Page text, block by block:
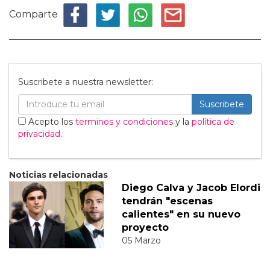
Comparte
Suscribete a nuestra newsletter:
Suscribete
Acepto los terminos y condiciones y la política de
privacidad.
Noticias relacionadas
Diego Calva y Jacob Elordi
tendrán "escenas
calientes" en su nuevo
proyecto
05 Marzo